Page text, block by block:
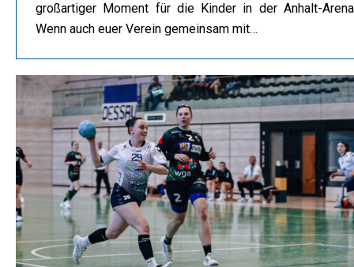
großartiger Moment für die Kinder in der Anhalt-
Wenn auch euer Verein gemeinsam mit…